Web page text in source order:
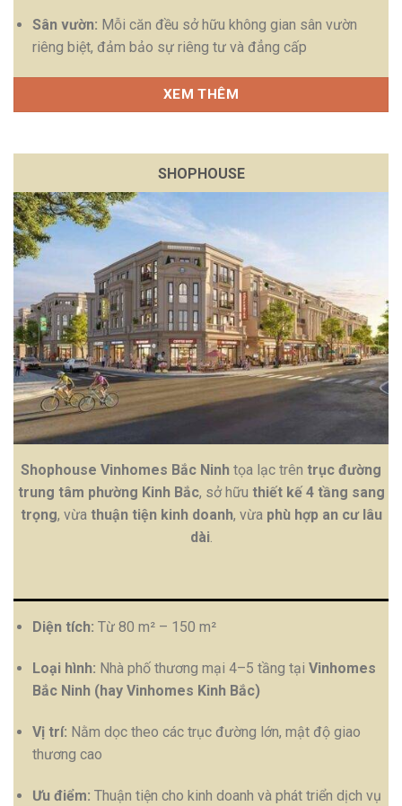
Sân vườn: Mỗi căn đều sở hữu không gian sân vườn
riêng biệt, đảm bảo sự riêng tư và đẳng cấp
XEM THÊM
SHOPHOUSE
Shophouse Vinhomes Bắc Ninh tọa lạc trên trục đường
trung tâm phường Kinh Bắc, sở hữu thiết kế 4 tầng sang
trọng, vừa thuận tiện kinh doanh, vừa phù hợp an cư lâu
dài.
Diện tích: Từ 80 m² – 150 m²
Loại hình: Nhà phố thương mại 4–5 tầng tại Vinhomes
Bắc Ninh (hay Vinhomes Kinh Bắc)
Vị trí: Nằm dọc theo các trục đường lớn, mật độ giao
thương cao
Ưu điểm: Thuận tiện cho kinh doanh và phát triển dịch vụ